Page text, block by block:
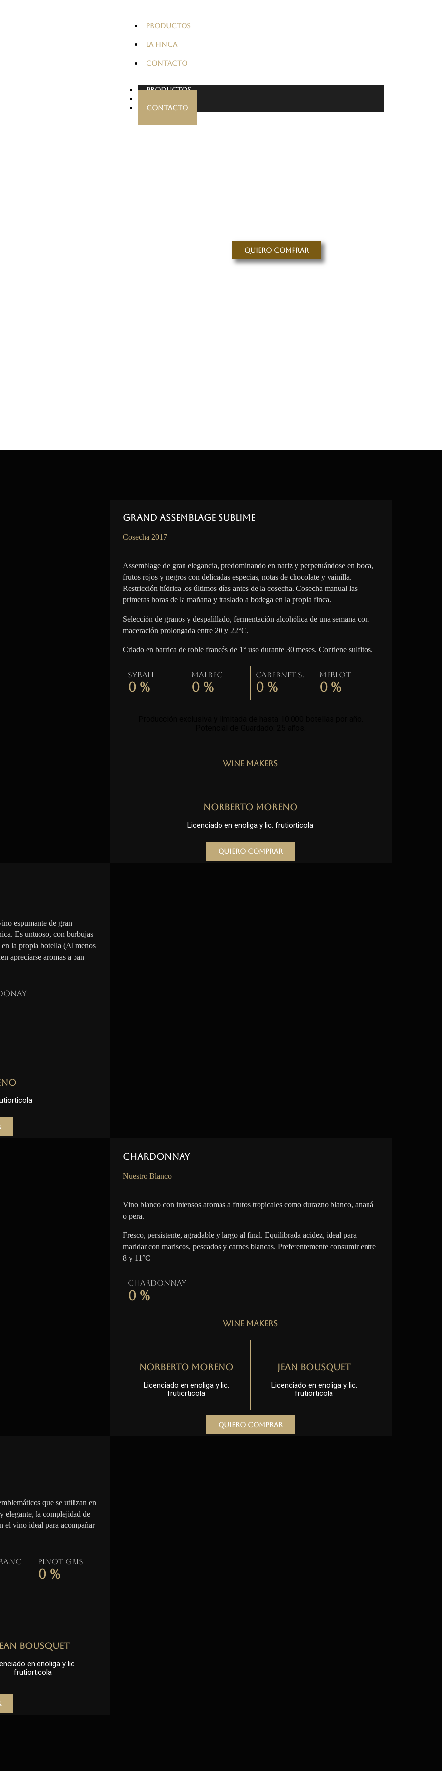
PRODUCTOS
LA FINCA
CONTACTO
PRODUCTOS
CONTACTO
Quiero comprar
Grand Assemblage Sublime
Cosecha 2017
Assemblage de gran elegancia, predominando en nariz y perpetuándose en boca,
frutos rojos y negros con delicadas especias, notas de chocolate y vainilla.
Restricción hídrica los últimos días antes de la cosecha. Cosecha manual las
primeras horas de la mañana y traslado a bodega en la propia finca.
Selección de granos y despalillado, fermentación alcohólica de una semana con
maceración prolongada entre 20 y 22°C.
Criado en barrica de roble francés de 1° uso durante 30 meses. Contiene sulfitos.
Syrah
0 %
Malbec
0 %
Cabernet S.
0 %
Merlot
0 %
Wine Makers
Norberto Moreno
Licenciado en enoliga y lic. frutiorticola
Quiero comprar
espumante de gran
Es untuoso, con burbujas
la propia botella (Al menos
apreciarse aromas a pan
Chardonnay
Nuestro Blanco
Vino blanco con intensos aromas a frutos tropicales como durazno blanco, ananá
o pera.
Fresco, persistente, agradable y largo al final. Equilibrada acidez, ideal para
maridar con mariscos, pescados y carnes blancas. Preferentemente consumir entre
8 y 11°C
Chardonnay
0 %
Wine Makers
Norberto Moreno
Licenciado en enoliga y lic.
frutiorticola
Jean Bousquet
Licenciado en enoliga y lic.
frutiorticola
Quiero comprar
que se utilizan en
elegante, la complejidad de
el vino ideal para acompañar
Pinot gris
0 %
Bousquet
en enoliga y lic.
frutiorticola